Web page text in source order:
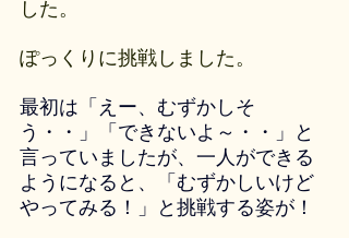
した。
ぽっくりに挑戦しました。
最初は「えー、むずかしそ
う・・」「できないよ～・・」と
言っていましたが、一人ができる
ようになると、「むずかしいけど
やってみる！」と挑戦する姿が！